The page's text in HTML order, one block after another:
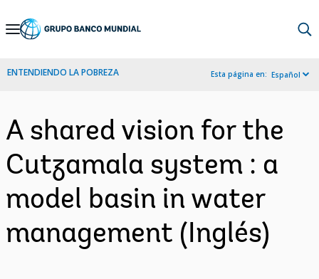
Skip
Navigation
ENTENDIENDO LA POBREZA Esta página en: Español
A shared vision for the
Cutzamala system : a
model basin in water
management (Inglés)